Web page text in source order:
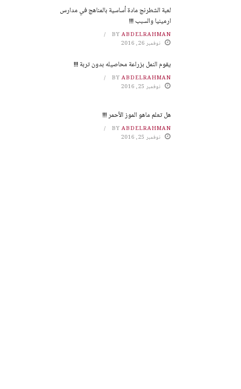
لعبة الشطرنج مادة أساسية بالمناهج في مدارس
ارمينيا والسبب !!!
BY ABDELRAHMAN
نوفمبر 26, 2016
يقوم النمل بزراعة محاصيله بدون تربة !!!
BY ABDELRAHMAN
نوفمبر 25, 2016
هل تعلم ماهو الموز الأحمر !!!
BY ABDELRAHMAN
نوفمبر 25, 2016